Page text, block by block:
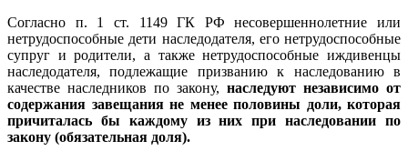
Согласно п. 1 ст. 1149 ГК РФ несовершеннолетние или
нетрудоспособные дети наследодателя, его нетрудоспособные
супруг и родители, а также нетрудоспособные иждивенцы
наследодателя, подлежащие призванию к наследованию в
качестве наследников по закону, наследуют независимо от
содержания завещания не менее половины доли, которая
причиталась бы каждому из них при наследовании по
закону (обязательная доля).